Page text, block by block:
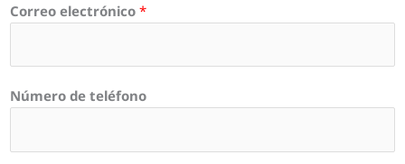
Correo electrónico *
Número de teléfono